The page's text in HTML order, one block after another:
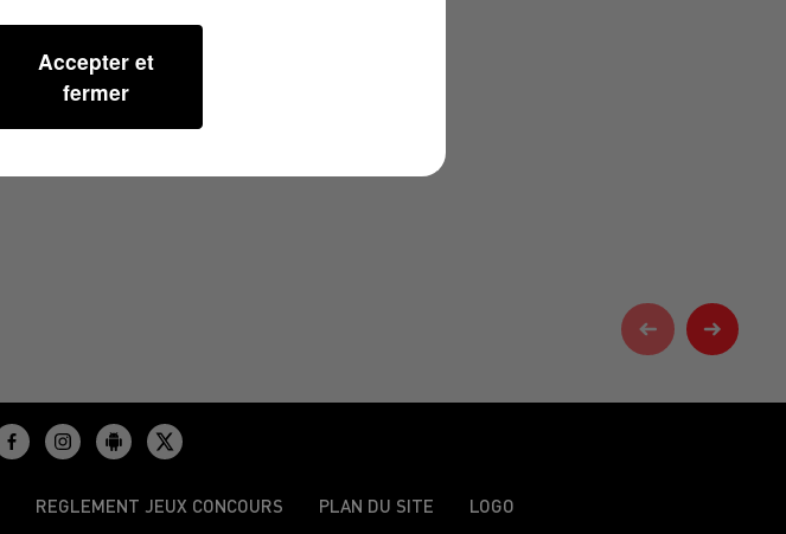
REGLEMENT JEUX CONCOURS PLAN DU SITE LOGO
Accepter et
fermer